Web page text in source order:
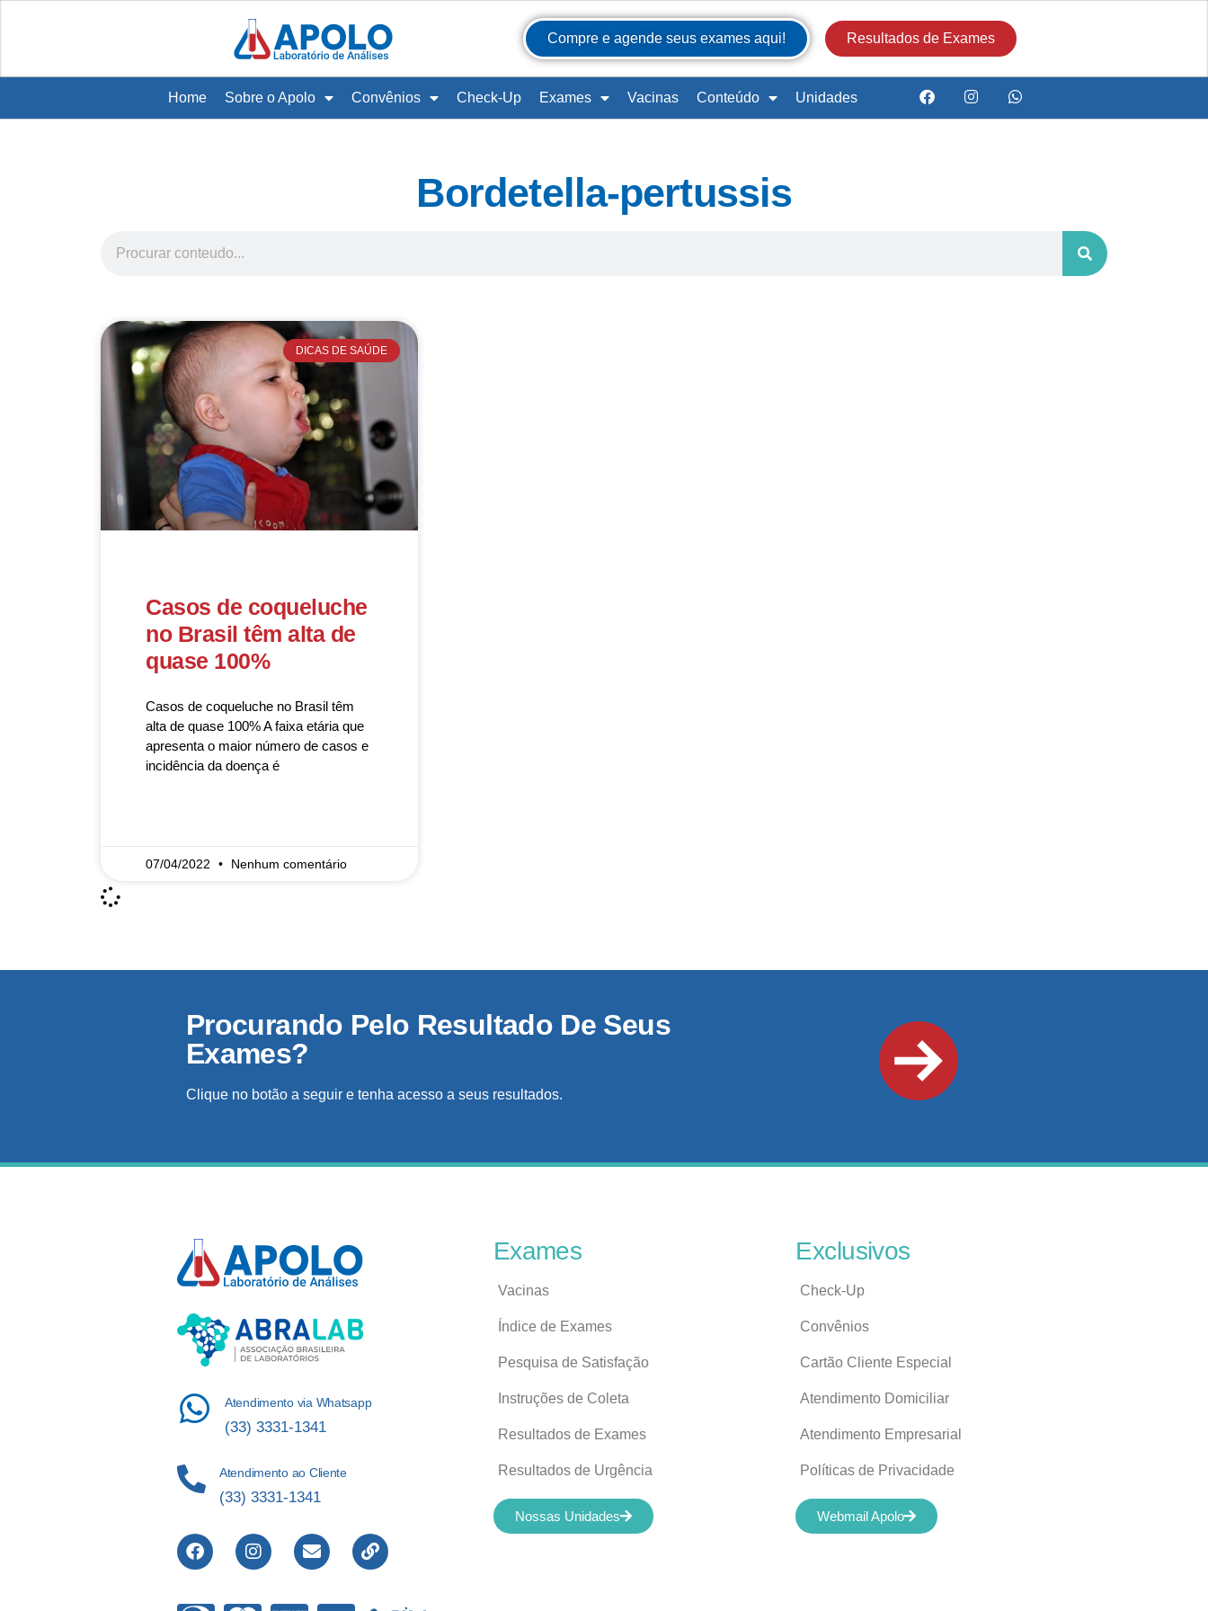
Compre e agende seus exames aqui! Resultados de Exames
Home Sobre o Apolo Convênios Check-Up Exames Vacinas Conteúdo Unidades
Bordetella-pertussis
DICAS DE SAÚDE
Casos de coqueluche
no Brasil têm alta de
quase 100%
Casos de coqueluche no Brasil têm
alta de quase 100% A faixa etária que
apresenta o maior número de casos e
incidência da doença é
07/04/2022 Nenhum comentário
Procurando Pelo Resultado De Seus
Exames?
Clique no botão a seguir e tenha acesso a seus resultados.
Atendimento via Whatsapp
(33) 3331-1341
Atendimento ao Cliente
(33) 3331-1341
Exames
Vacinas
Índice de Exames
Pesquisa de Satisfação
Instruções de Coleta
Resultados de Exames
Resultados de Urgência
Nossas Unidades
Exclusivos
Check-Up
Convênios
Cartão Cliente Especial
Atendimento Domiciliar
Atendimento Empresarial
Políticas de Privacidade
Webmail Apolo